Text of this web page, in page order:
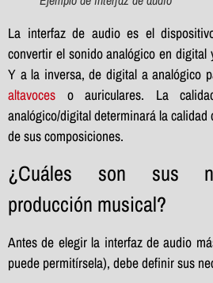
La interfaz de audio es el
convertir el sonido analógico en digital
Y a la inversa, de digital a analógico
altavoces o auriculares. La
analógico/digital determinará la
de sus composiciones.
¿Cuáles son sus
producción musical?
Antes de elegir la interfaz de audio
puede permitírsela), debe definir sus